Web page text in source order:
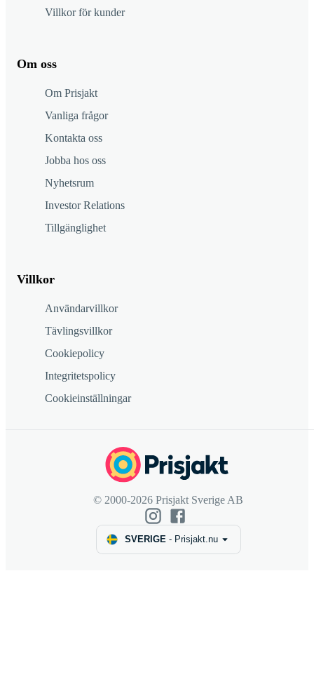
Villkor för kunder
Om oss
Om Prisjakt
Vanliga frågor
Kontakta oss
Jobba hos oss
Nyhetsrum
Investor Relations
Tillgänglighet
Villkor
Användarvillkor
Tävlingsvillkor
Cookiepolicy
Integritetspolicy
Cookieinställningar
© 2000-2026 Prisjakt Sverige AB
SVERIGE- Prisjakt.nu